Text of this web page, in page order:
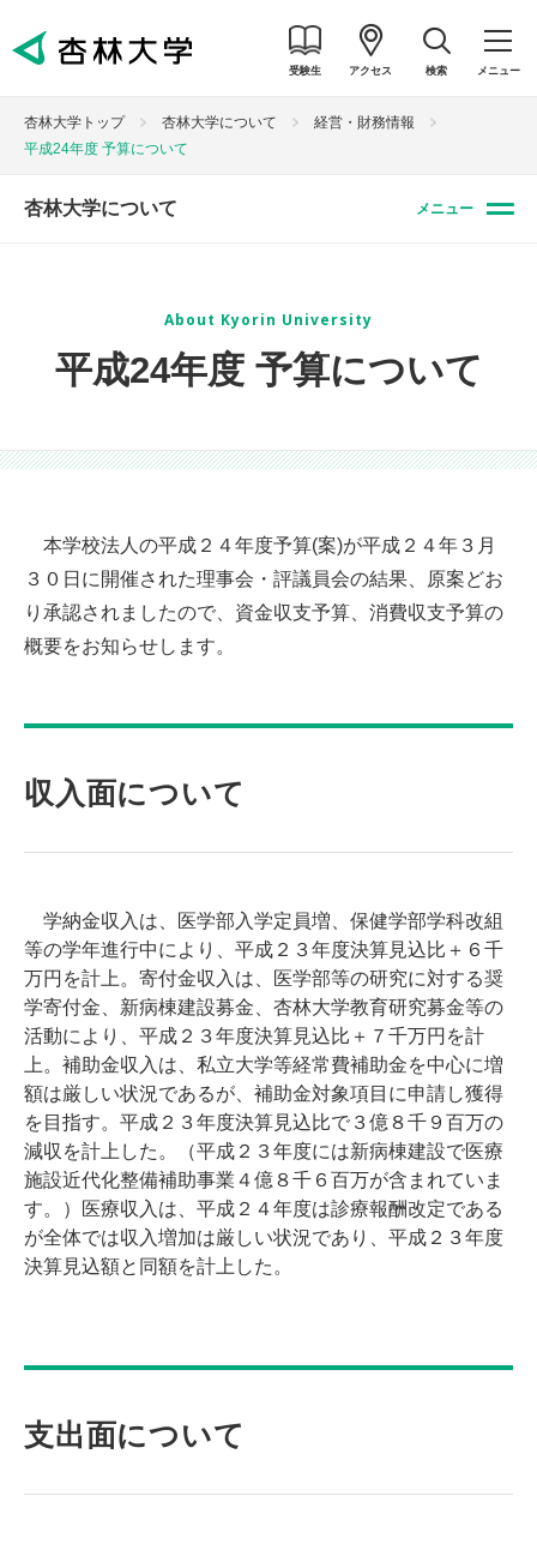
受験生 アクセス 検索 メニュー
杏林大学トップ 杏林大学について
経営・財務情報
平成24年度 予算について
杏林大学について メニュー
About Kyorin University
平成24年度 予算について
本学校法人の平成２４年度予算(案)が平成２４年３月
３０日に開催された理事会・評議員会の結果、原案どお
り承認されましたので、資金収支予算、消費収支予算の
概要をお知らせします。
収入面について
学納金収入は、医学部入学定員増、保健学部学科改組
等の学年進行中により、平成２３年度決算見込比＋６千
万円を計上。寄付金収入は、医学部等の研究に対する奨
学寄付金、新病棟建設募金、杏林大学教育研究募金等の
活動により、平成２３年度決算見込比＋７千万円を計
上。補助金収入は、私立大学等経常費補助金を中心に増
額は厳しい状況であるが、補助金対象項目に申請し獲得
を目指す。平成２３年度決算見込比で３億８千９百万の
減収を計上した。（平成２３年度には新病棟建設で医療
施設近代化整備補助事業４億８千６百万が含まれていま
す。）医療収入は、平成２４年度は診療報酬改定である
が全体では収入増加は厳しい状況であり、平成２３年度
決算見込額と同額を計上した。
支出面について